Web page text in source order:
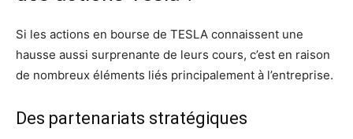
Si les actions en bourse de TESLA connaissent une
hausse aussi surprenante de leurs cours, c’est en raison
de nombreux éléments liés principalement à l’entreprise.
Des partenariats stratégiques